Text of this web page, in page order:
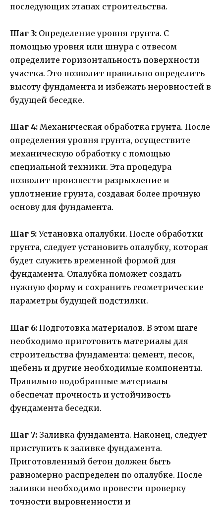
последующих этапах строительства.
Шаг 3: Определение уровня грунта. С
помощью уровня или шнура с отвесом
определите горизонтальность поверхности
участка. Это позволит правильно определить
высоту фундамента и избежать неровностей в
будущей беседке.
Шаг 4: Механическая обработка грунта. После
определения уровня грунта, осуществите
механическую обработку с помощью
специальной техники. Эта процедура
позволит произвести разрыхление и
уплотнение грунта, создавая более прочную
основу для фундамента.
Шаг 5: Установка опалубки. После обработки
грунта, следует установить опалубку, которая
будет служить временной формой для
фундамента. Опалубка поможет создать
нужную форму и сохранить геометрические
параметры будущей подстилки.
Шаг 6: Подготовка материалов. В этом шаге
необходимо приготовить материалы для
строительства фундамента: цемент, песок,
щебень и другие необходимые компоненты.
Правильно подобранные материалы
обеспечат прочность и устойчивость
фундамента беседки.
Шаг 7: Заливка фундамента. Наконец, следует
приступить к заливке фундамента.
Приготовленный бетон должен быть
равномерно распределен по опалубке. После
заливки необходимо провести проверку
точности выровненности и